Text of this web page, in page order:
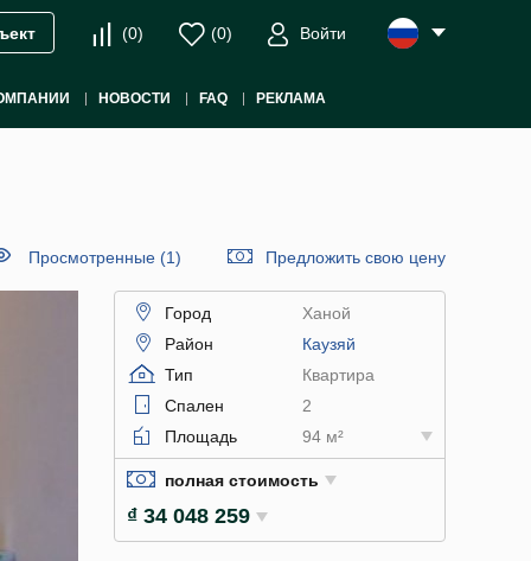
(0) (0) Войти
НОВОСТИ FAQ РЕКЛАМА
Просмотренные (1) Предложить свою цену
Город
Ханой
Район
Каузяй
Тип
Квартира
Спален
2
Площадь
94 м²
полная стоимость
₫ 34 048 259